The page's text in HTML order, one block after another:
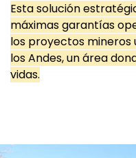
Esta solución
máximas garantías
los proyectos mineros
los Andes, un área
vidas.